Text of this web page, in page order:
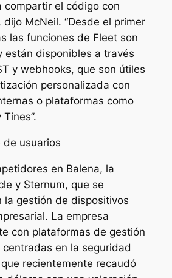
compartir el código con
dijo McNeil. “Desde el primer
las funciones de Fleet son
están disponibles a través
y webhooks, que son útiles
personalizada con
o plataformas como
de usuarios
en Balena, la
y Sternum, que se
la gestión de dispositivos
La empresa
con plataformas de gestión
en la seguridad
recientemente recaudó